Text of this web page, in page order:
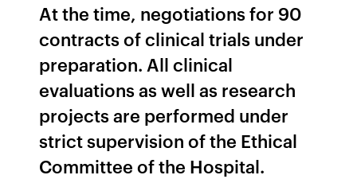
At the time, negotiations for 90
contracts of clinical trials under
preparation. All clinical
evaluations as well as research
projects are performed under
strict supervision of the Ethical
Committee of the Hospital.